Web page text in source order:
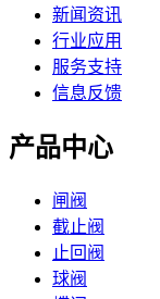
新闻资讯
行业应用
服务支持
信息反馈
产品中心
闸阀
截止阀
止回阀
球阀